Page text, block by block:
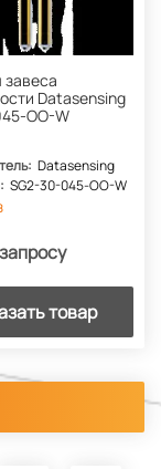
Datasensing
OO-W
Datasensing
SG2-30-045-OO-W
товар